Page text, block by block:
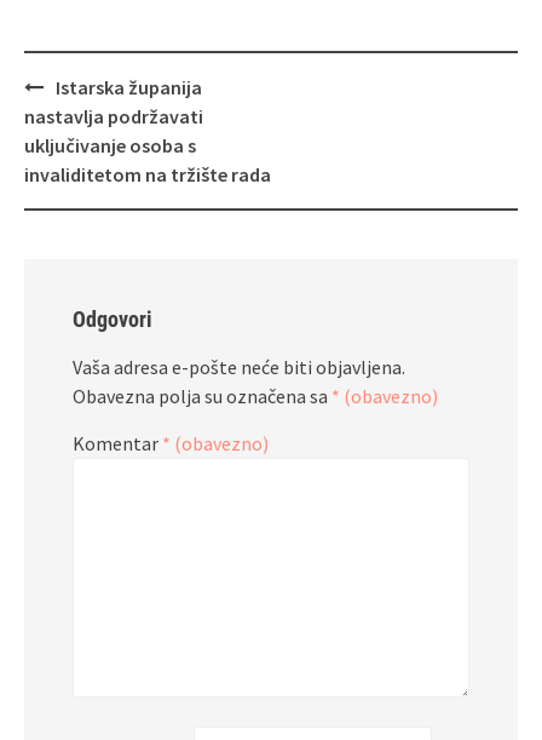
Navigacija
objava
Istarska županija
nastavlja podržavati
uključivanje osoba s
invaliditetom na tržište rada
Odgovori
Vaša adresa e-pošte neće biti objavljena.
Obavezna polja su označena sa * (obavezno)
Komentar * (obavezno)